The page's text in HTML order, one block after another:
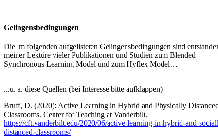
Gelingensbedingungen
Die im folgenden aufgelisteten Gelingensbedingungen sind
meiner Lektüre vieler Publikationen und Studien zum Blended
Synchronous Learning Model und zum Hyflex Model…
...u. a. diese Quellen (bei Interesse bitte aufklappen)
Bruff, D. (2020): Active Learning in Hybrid and Physically
Classrooms. Center for Teaching at Vanderbilt.
https://cft.vanderbilt.edu/2020/06/active-learning-in-hybrid-and-
distanced-classrooms/